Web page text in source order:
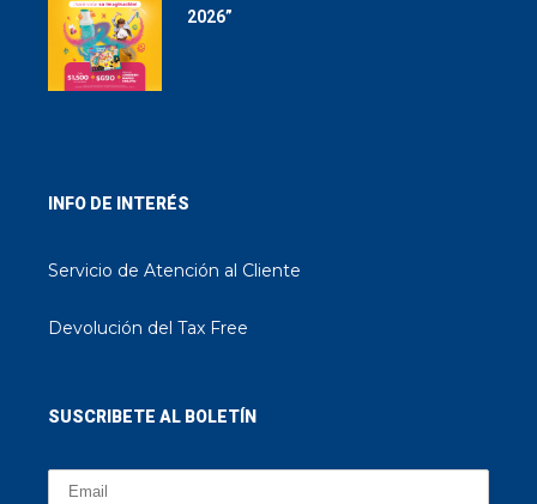
2026”
INFO DE INTERÉS
Servicio de Atención al Cliente
Devolución del Tax Free
SUSCRIBETE AL BOLETÍN